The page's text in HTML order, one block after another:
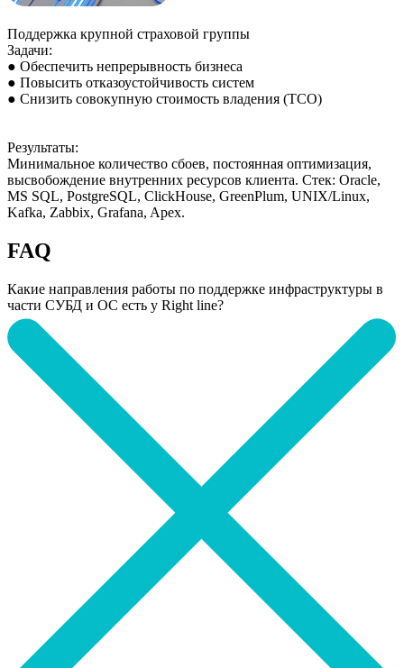
Поддержка крупной страховой группы
Задачи:
● Обеспечить непрерывность бизнеса
● Повысить отказоустойчивость систем
● Снизить совокупную стоимость владения (TCO)
Результаты:
Минимальное количество сбоев, постоянная оптимизация,
высвобождение внутренних ресурсов клиента. Стек: Oracle,
MS SQL, PostgreSQL, ClickHouse, GreenPlum, UNIX/Linux,
Kafka, Zabbix, Grafana, Apex.
FAQ
Какие направления работы по поддержке инфраструктуры в
части СУБД и ОС есть у Right line?